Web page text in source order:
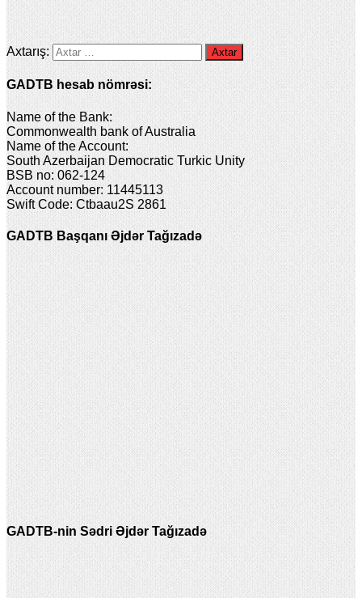
Axtarış:
GADTB hesab nömrəsi:
Name of the Bank:
Commonwealth bank of Australia
Name of the Account:
South Azerbaijan Democratic Turkic Unity
BSB no: 062-124
Account number: 11445113
Swift Code: Ctbaau2S 2861
GADTB Başqanı Əjdər Tağızadə
GADTB-nin Sədri Əjdər Tağızadə